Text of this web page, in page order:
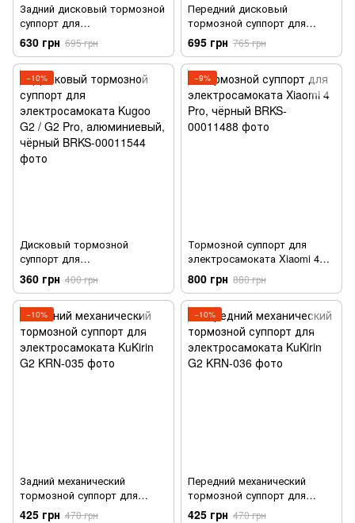
Задний дисковый тормозной
суппорт для
электросамоката KuKirin G2
Pro / G2 Max, чёрный
630 грн 695 грн
Передний дисковый
тормозной суппорт для
электросамоката KuKirin G2
Pro / G2 Max, чёрный
695 грн 765 грн
−10%
Дисковый тормозной
суппорт для
электросамоката Kugoo G2 /
G2 Pro, алюминиевый,
чёрный
360 грн 400 грн
−9%
Тормозной суппорт для
электросамоката Xiaomi 4
Pro, чёрный
800 грн 880 грн
−10%
Задний механический
тормозной суппорт для
электросамоката KuKirin G2
425 грн 470 грн
−10%
Передний механический
тормозной суппорт для
электросамоката KuKirin G2
425 грн 470 грн